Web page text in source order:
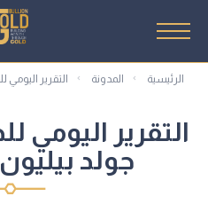
الرئيسية المدونة التقرير اليومي
التقرير اليومي
جولد بيليون22/5/2026